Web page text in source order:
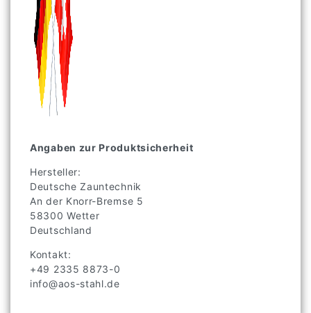
Angaben zur Produktsicherheit
Hersteller:
Deutsche Zauntechnik
An der Knorr-Bremse 5
58300 Wetter
Deutschland
Kontakt:
+49 2335 8873-0
info@aos-stahl.de